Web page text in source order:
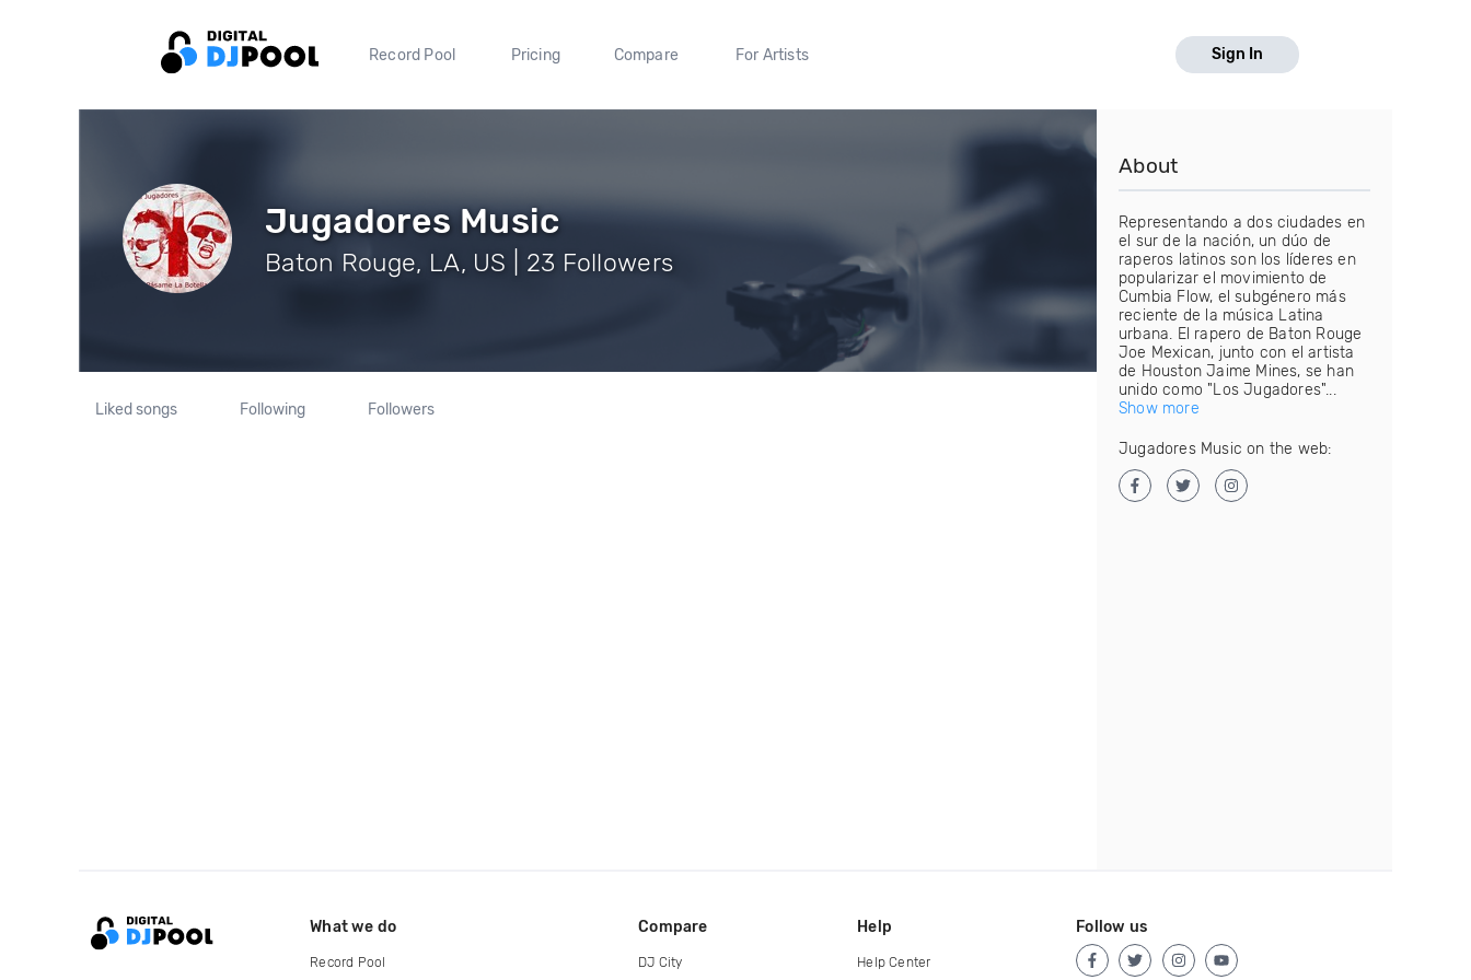
Record Pool Pricing Compare For Artists Sign In
Jugadores Music
Baton Rouge, LA, US | 23 Followers
Liked songs Following Followers
About
Representando a dos ciudades en
el sur de la nación, un dúo de
raperos latinos son los líderes en
popularizar el movimiento de
Cumbia Flow, el subgénero más
reciente de la música Latina
urbana. El rapero de Baton Rouge
Joe Mexican, junto con el artista
de Houston Jaime Mines, se han
unido como "Los Jugadores"...
Show more
Jugadores Music on the web:
What we do
Record Pool
Compare
DJ City
Help
Help Center
Follow us